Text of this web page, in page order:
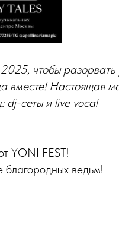
чтобы
Настоящая
dj-сеты и live vocal
YONI FEST!
ведьм!